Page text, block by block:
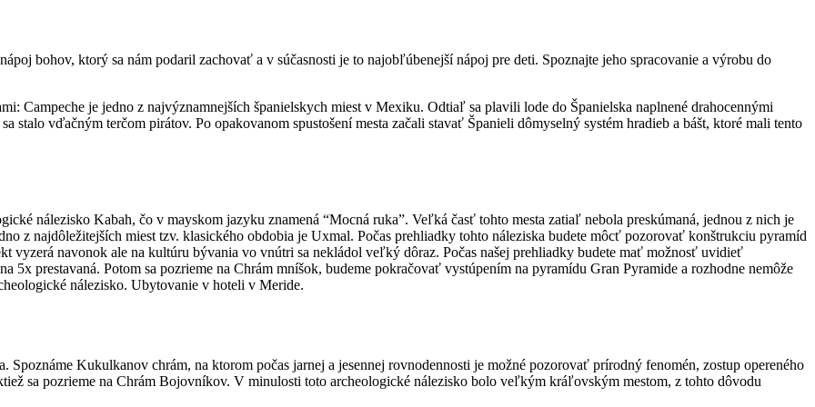
bohov, ktorý sa nám podaril zachovať a v súčasnosti je to najobľúbenejší nápoj pre deti. Spoznajte jeho spracovanie a výrobu do
Campeche je jedno z najvýznamnejších španielskych miest v Mexiku. Odtiaľ sa plavili lode do Španielska naplnené drahocennými
stalo vďačným terčom pirátov. Po opakovanom spustošení mesta začali stavať Španieli dômyselný systém hradieb a bášt, ktoré mali tento
nálezisko Kabah, čo v mayskom jazyku znamená “Mocná ruka”. Veľká časť tohto mesta zatiaľ nebola preskúmaná, jednou z nich je
z najdôležitejších miest tzv. klasického obdobia je Uxmal. Počas prehliadky tohto náleziska budete môcť pozorovať konštrukciu pyramíd
vyzerá navonok ale na kultúru bývania vo vnútri sa nekládol veľký dôraz. Počas našej prehliadky budete mať možnosť uvidieť
5x prestavaná. Potom sa pozrieme na Chrám mníšok, budeme pokračovať vystúpením na pyramídu Gran Pyramide a rozhodne nemôže
nálezisko. Ubytovanie v hoteli v Meride.
Kukulkanov chrám, na ktorom počas jarnej a jesennej rovnodennosti je možné pozorovať prírodný fenomén, zostup opereného
sa pozrieme na Chrám Bojovníkov. V minulosti toto archeologické nálezisko bolo veľkým kráľovským mestom, z tohto dôvodu